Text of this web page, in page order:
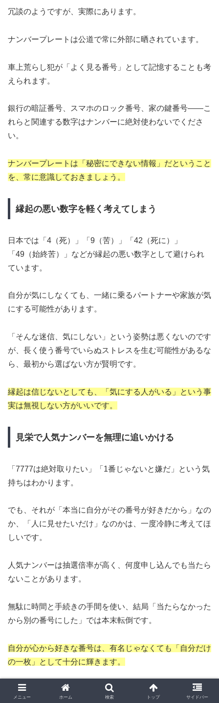
冗談のようですが、実際にあります。
ナンバープレートは公道で常に外部に晒されています。
車上荒らし犯が「よく見る番号」として記憶することも考
えられます。
銀行の暗証番号、スマホのロック番号、家の鍵番号——こ
れらと関連する数字はナンバーに絶対使わないでくださ
い。
ナンバープレートは「秘密にできない情報」だということ
を、常に意識しておきましょう。
縁起の悪い数字を軽く考えてしまう
日本では「4（死）」「9（苦）」「42（死に）」
「49（始終苦）」などが縁起の悪い数字として避けられ
ています。
自分が気にしなくても、一緒に乗るパートナーや家族が気
にする可能性があります。
「そんな迷信、気にしない」という姿勢は悪くないのです
が、長く使う番号でいらぬストレスを生む可能性があるな
ら、最初から選ばない方が賢明です。
縁起は信じないとしても、「気にする人がいる」という事
実は無視しない方がいいです。
見栄で人気ナンバーを無理に追いかける
「7777は絶対取りたい」「1番じゃないと嫌だ」という気
持ちはわかります。
でも、それが「本当に自分がその番号が好きだから」なの
か、「人に見せたいだけ」なのかは、一度冷静に考えてほ
しいです。
人気ナンバーは抽選倍率が高く、何度申し込んでも当たら
ないことがあります。
無駄に時間と手続きの手間を使い、結局「当たらなかった
から別の番号にした」では本末転倒です。
自分が心から好きな番号は、有名じゃなくても「自分だけ
の一枚」として十分に輝きます。
関連記事:
メニュー ホーム 検索 トップ サイドバー